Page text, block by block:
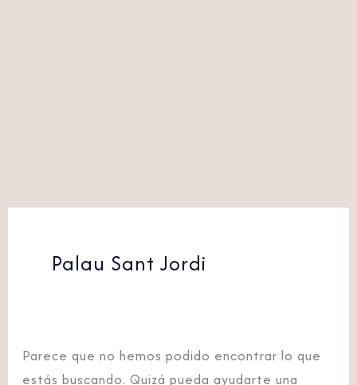
Palau Sant Jordi
Parece que no hemos podido encontrar lo que
estás buscando. Quizá pueda ayudarte una